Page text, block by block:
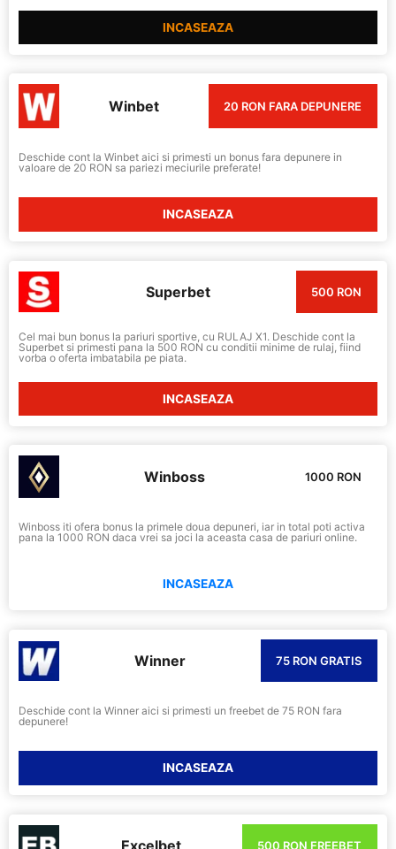
INCASEAZA
Winbet 20 RON FARA DEPUNERE
Deschide cont la Winbet aici si primesti un bonus fara depunere in
valoare de 20 RON sa pariezi meciurile preferate!
INCASEAZA
Superbet 500 RON
Cel mai bun bonus la pariuri sportive, cu RULAJ X1. Deschide cont la
Superbet si primesti pana la 500 RON cu conditii minime de rulaj, fiind
vorba o oferta imbatabila pe piata.
INCASEAZA
Winboss 1000 RON
Winboss iti ofera bonus la primele doua depuneri, iar in total poti activa
pana la 1000 RON daca vrei sa joci la aceasta casa de pariuri online.
INCASEAZA
Winner 75 RON GRATIS
Deschide cont la Winner aici si primesti un freebet de 75 RON fara
depunere!
INCASEAZA
500 RON FREEBET